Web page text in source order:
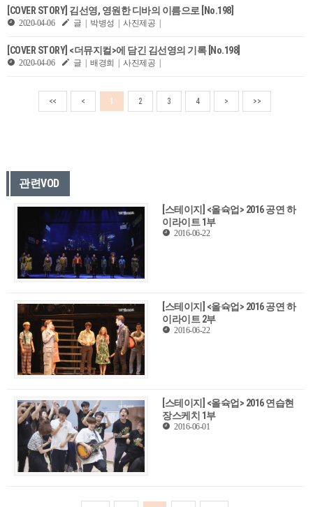
[COVER STORY] 김선영, 영원한 디바의 이름으로 [No.198]
2020-04-06 글 | 박병성 | 사진제공 |
[COVER STORY] <더뮤지컬>에 담긴 김선영의 기록 [No.198]
2020-04-06 글 | 배경희 | 사진제공 |
<< < 1 2 3 4 > >>
관련VOD
[스테이지] <올슉업> 2016 공연 하
이라이트 1부
2016-06-22
[스테이지] <올슉업> 2016 공연 하
이라이트 2부
2016-06-22
[스테이지] <올슉업> 2016 연습현
장스케치 1부
2016-06-01